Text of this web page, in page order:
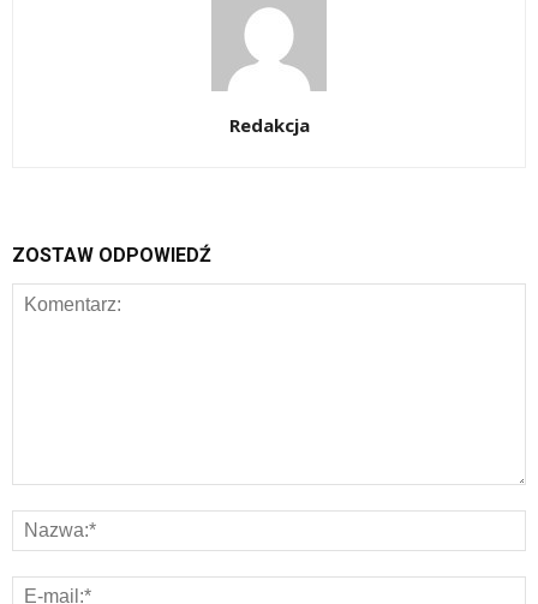
Redakcja
ZOSTAW ODPOWIEDŹ